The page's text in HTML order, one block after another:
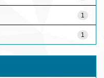
1
1